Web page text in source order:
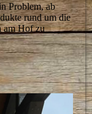
Problem, ab
rund um die
am Hof zu